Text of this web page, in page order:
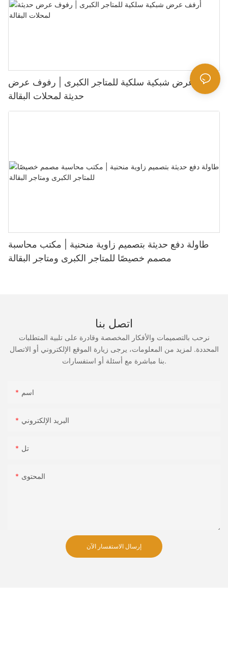
أرفف عرض شبكية سلكية للمتاجر الكبرى | رفوف عرض
حديثة لمحلات البقالة
طاولة دفع حديثة بتصميم زاوية منحنية | مكتب محاسبة
مصمم خصيصًا للمتاجر الكبرى ومتاجر البقالة
اتصل بنا
نرحب بالتصميمات والأفكار المخصصة وقادرة على تلبية المتطلبات
المحددة. لمزيد من المعلومات، يرجى زيارة الموقع الإلكتروني أو الاتصال
بنا مباشرة مع أسئلة أو استفسارات.
اسم
البريد الإلكتروني
تل
المحتوى
إرسال الاستفسار الآن